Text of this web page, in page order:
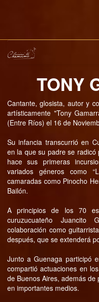
TONY
Cantante, glosista, autor y
artísticamente "Tony
(Entre Ríos) el 16 de
Su infancia transcurrió en
en la que su padre se
hace sus primeras
variados géneros como
camaradas como Pinocho
Bailón.
A principios de los 70
curuzucuateño Juancito
colaboración como
después, que se extenderá
Junto a Guenaga participó
compartió actuaciones en
de Buenos Aires, además
en importantes medios.